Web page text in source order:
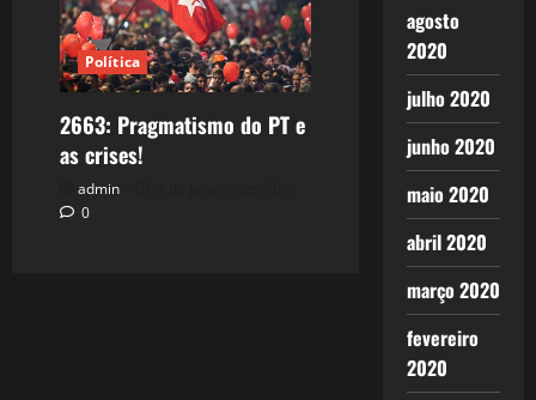
Política
2663: Pragmatismo do PT e
as crises!
admin
0
agosto
2020
julho 2020
junho 2020
maio 2020
abril 2020
março 2020
fevereiro
2020